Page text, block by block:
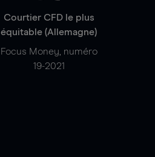
Courtier CFD le plus
équitable (Allemagne)
Focus Money, numéro
19-2021